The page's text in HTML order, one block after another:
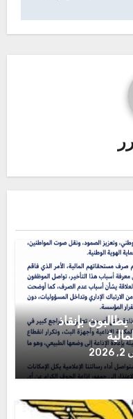
بإنقاذ